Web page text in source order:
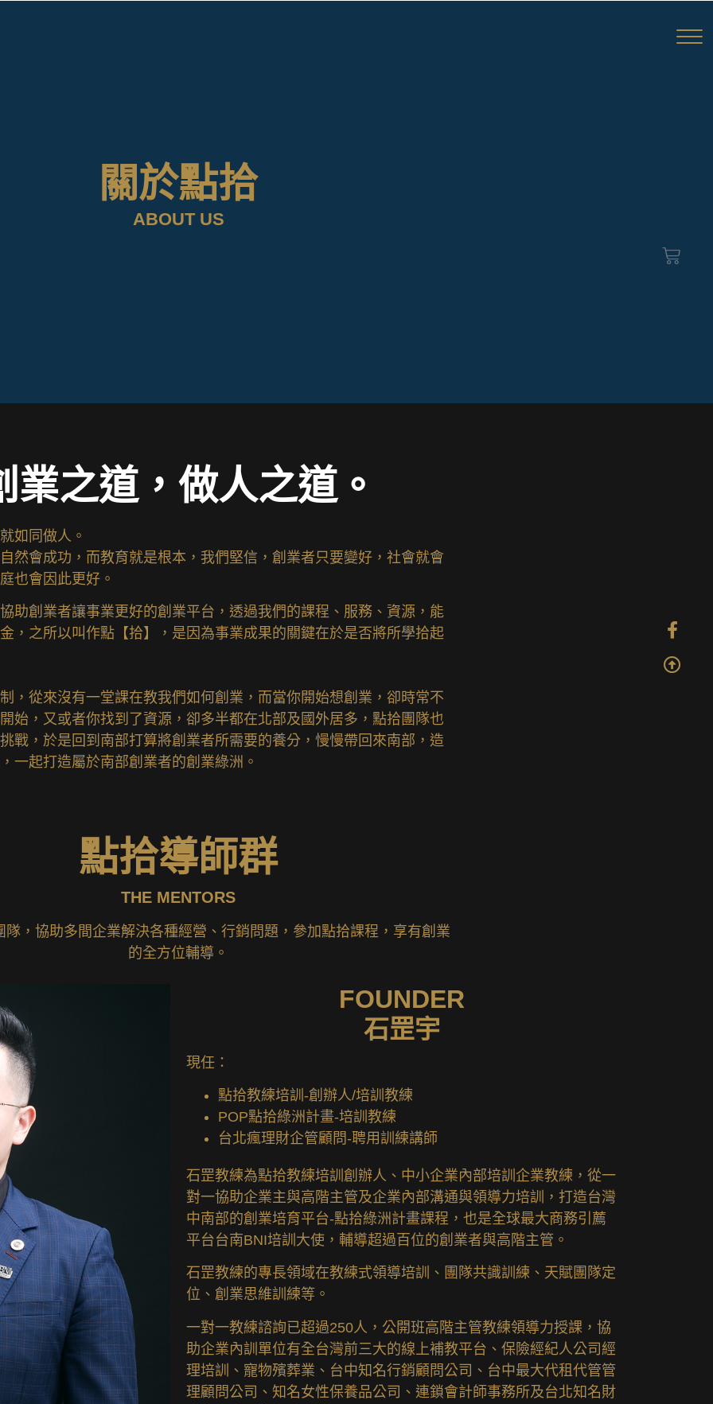
關於點拾
ABOUT US
業之道，做人之道。
如同做人。
然會成功，而教育就是根本，我們堅信，創業者只要變好，社會就會
也會因此更好。
助創業者讓事業更好的創業平台，透過我們的課程、服務、資源，能
，之所以叫作點【拾】，是因為事業成果的關鍵在於是否將所學拾起
，從來沒有一堂課在教我們如何創業，而當你開始想創業，卻時常不
始，又或者你找到了資源，卻多半都在北部及國外居多，點拾團隊也
戰，於是回到南部打算將創業者所需要的養分，慢慢帶回來南部，造
一起打造屬於南部創業者的創業綠洲。
點拾導師群
THE MENTORS
隊，協助多間企業解決各種經營、行銷問題，參加點拾課程，享有創業
的全方位輔導。
FOUNDER
石罡宇
現任：
點拾教練培訓-創辦人/培訓教練
POP點拾綠洲計畫-培訓教練
台北瘋理財企管顧問-聘用訓練講師
石罡教練為點拾教練培訓創辦人、中小企業內部培訓企業教練，從一
對一協助企業主與高階主管及企業內部溝通與領導力培訓，打造台灣
中南部的創業培育平台-點拾綠洲計畫課程，也是全球最大商務引薦
平台台南BNI培訓大使，輔導超過百位的創業者與高階主管。
石罡教練的專長領域在教練式領導培訓、團隊共識訓練、天賦團隊定
位、創業思維訓練等。
一對一教練諮詢已超過250人，公開班高階主管教練領導力授課，協
助企業內訓單位有全台灣前三大的線上補教平台、保險經紀人公司經
理培訓、寵物殯葬業、台中知名行銷顧問公司、台中最大代租代管管
理顧問公司、知名女性保養品公司、連鎖會計師事務所及台北知名財